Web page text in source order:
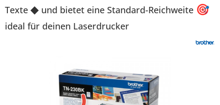
Texte ◆ und bietet eine Standard-Reichweite 🎯
ideal für deinen Laserdrucker